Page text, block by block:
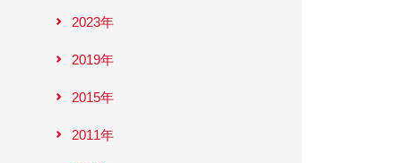
2023年
2019年
2015年
2011年